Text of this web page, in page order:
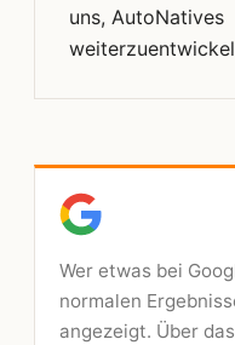
uns, AutoNatives
Wer etwas bei
normalen
angezeigt. Über